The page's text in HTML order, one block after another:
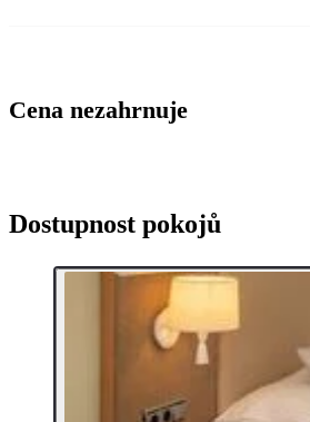
Cena nezahrnuje
Dostupnost pokojů